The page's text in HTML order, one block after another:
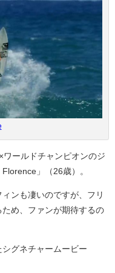
ールドチャンピオンのジ
」（26歳）。
ンも凄いのですが、フリ
め、ファンが期待するの
グネチャームービー